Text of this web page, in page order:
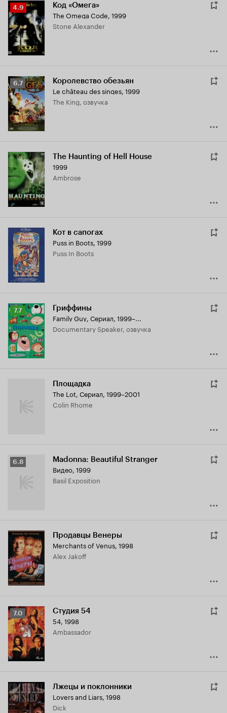
Рейтинг
Кинопоиска
4.9
4.9 Код «Омега»
The Omega Code, 1999
Stone Alexander
Рейтинг
Кинопоиска
6.7
6.7 Королевство обезьян
Le château des singes, 1999
The King, озвучка
The Haunting of Hell House
1999
Ambrose
Кот в сапогах
Puss in Boots, 1999
Puss In Boots
Рейтинг
Кинопоиска
7.7
7.7 Гриффины
Family Guy, Сериал, 1999–...
Documentary Speaker, озвучка
Площадка
The Lot, Сериал, 1999–2001
Colin Rhome
Рейтинг
6.8 Madonna: Beautiful Stranger
Видео, 1999
Basil Exposition
Продавцы Венеры
Merchants of Venus, 1998
Alex Jakoff
Рейтинг
Кинопоиска
7.0
7.0 Студия 54
54, 1998
Ambassador
Лжецы и поклонники
Lovers and Liars, 1998
Dick